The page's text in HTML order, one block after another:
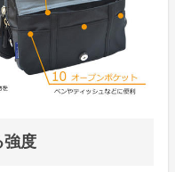
強度